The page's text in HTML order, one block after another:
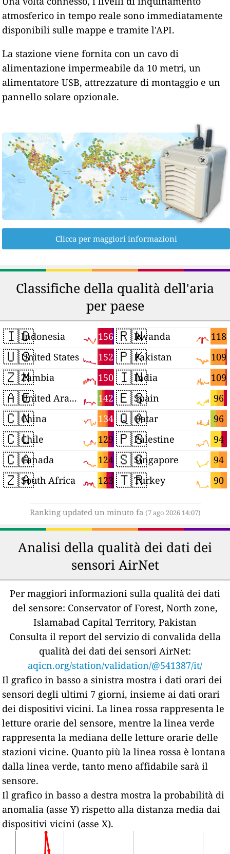
atmosferico in tempo reale sono immediatamente
disponibili sulle mappe e tramite l'API.
La stazione viene fornita con un cavo di
alimentazione impermeabile da 10 metri, un
alimentatore USB, attrezzature di montaggio e un
pannello solare opzionale.
Clicca per maggiori informazioni
Classifiche della qualità dell'aria
per paese
🇮🇩 156
Indonesia
🇺🇸 152
United States
🇿🇲 150
Zambia
🇦🇪 142
United Arab Emirates
🇨🇳 134
China
🇨🇱 129
Chile
🇨🇦 124
Canada
🇿🇦 123
South Africa
🇷🇼 118
Rwanda
🇵🇰 109
Pakistan
🇮🇳 109
India
🇪🇸 96
Spain
🇶🇦 96
Qatar
🇵🇸 94
Palestine
🇸🇬 94
Singapore
🇹🇷 90
Turkey
Ranking updated un minuto fa (7 ago 2026 14:07)
Analisi della qualità dei dati dei
sensori AirNet
Per maggiori informazioni sulla qualità dei dati
del sensore: Conservator of Forest, North zone,
Islamabad Capital Territory, Pakistan
Consulta il report del servizio di convalida della
qualità dei dati dei sensori AirNet:
aqicn.org/station/validation/@541387/it/
Il grafico in basso a sinistra mostra i dati orari dei
sensori degli ultimi 7 giorni, insieme ai dati orari
dei dispositivi vicini. La linea rossa rappresenta le
letture orarie del sensore, mentre la linea verde
rappresenta la mediana delle letture orarie delle
stazioni vicine. Quanto più la linea rossa è lontana
dalla linea verde, tanto meno affidabile sarà il
sensore.
Il grafico in basso a destra mostra la probabilità di
anomalia (asse Y) rispetto alla distanza media dai
dispositivi vicini (asse X).